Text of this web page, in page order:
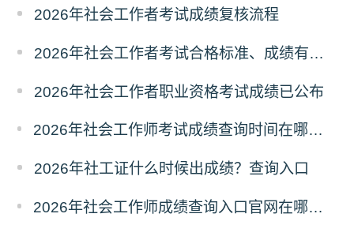
2026年社会工作者考试成绩复核流程
2026年社会工作者考试合格标准、成绩有效期
2026年社会工作者职业资格考试成绩已公布
2026年社会工作师考试成绩查询时间在哪天？历年成绩查询时间
2026年社工证什么时候出成绩？查询入口
2026年社会工作师成绩查询入口官网在哪？怎么查询？